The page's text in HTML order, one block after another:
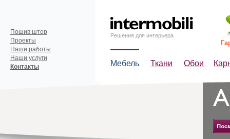
Решения для интерьера
Мебель Ткани Обои
Пошив штор
Проекты
Наши работы
Наши услуги
Контакты